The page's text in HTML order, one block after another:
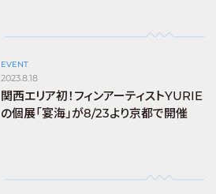
EVENT
2023.8.18
関西エリア初！フィンアーティストYURIE
の個展「宴海」が8/23より京都で開催